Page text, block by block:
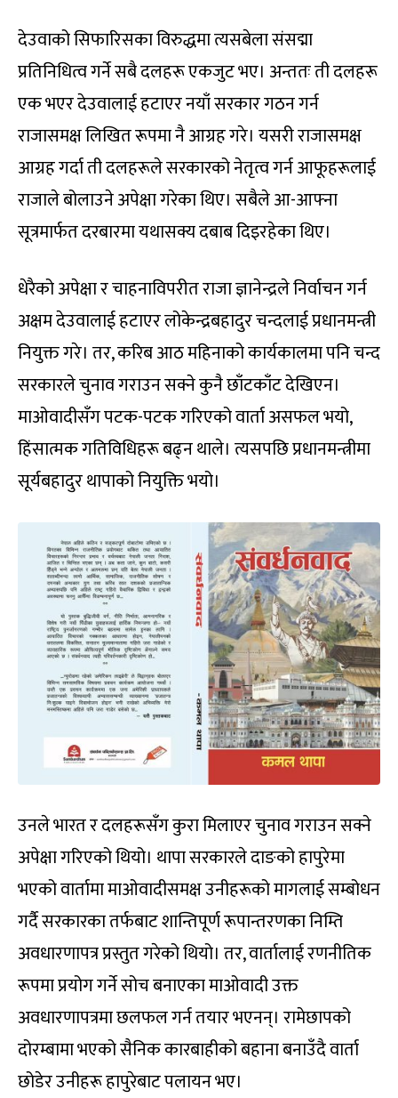
देउवाको सिफारिसका विरुद्धमा त्यसबेला संसद्मा
प्रतिनिधित्व गर्ने सबै दलहरू एकजुट भए। अन्ततः ती दलहरू
एक भएर देउवालाई हटाएर नयाँ सरकार गठन गर्न
राजासमक्ष लिखित रूपमा नै आग्रह गरे। यसरी राजासमक्ष
आग्रह गर्दा ती दलहरूले सरकारको नेतृत्व गर्न आफूहरूलाई
राजाले बोलाउने अपेक्षा गरेका थिए। सबैले आ-आफ्ना
सूत्रमार्फत दरबारमा यथासक्य दबाब दिइरहेका थिए।
धेरैको अपेक्षा र चाहनाविपरीत राजा ज्ञानेन्द्रले निर्वाचन गर्न
अक्षम देउवालाई हटाएर लोकेन्द्रबहादुर चन्दलाई प्रधानमन्त्री
नियुक्त गरे। तर, करिब आठ महिनाको कार्यकालमा पनि चन्द
सरकारले चुनाव गराउन सक्ने कुनै छाँटकाँट देखिएन।
माओवादीसँग पटक-पटक गरिएको वार्ता असफल भयो,
हिंसात्मक गतिविधिहरू बढ्न थाले। त्यसपछि प्रधानमन्त्रीमा
सूर्यबहादुर थापाको नियुक्ति भयो।
उनले भारत र दलहरूसँग कुरा मिलाएर चुनाव गराउन सक्ने
अपेक्षा गरिएको थियो। थापा सरकारले दाङको हापुरेमा
भएको वार्तामा माओवादीसमक्ष उनीहरूको मागलाई सम्बोधन
गर्दै सरकारका तर्फबाट शान्तिपूर्ण रूपान्तरणका निम्ति
अवधारणापत्र प्रस्तुत गरेको थियो। तर, वार्तालाई रणनीतिक
रूपमा प्रयोग गर्ने सोच बनाएका माओवादी उक्त
अवधारणापत्रमा छलफल गर्न तयार भएनन्। रामेछापको
दोरम्बामा भएको सैनिक कारबाहीको बहाना बनाउँदै वार्ता
छोडेर उनीहरू हापुरेबाट पलायन भए।